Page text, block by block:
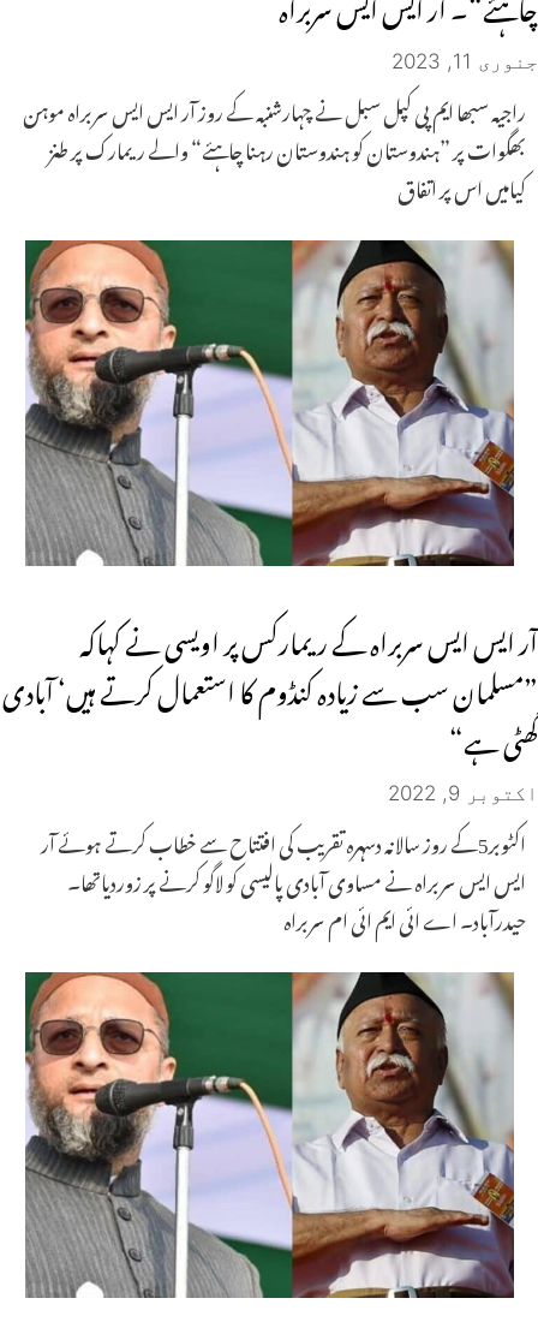
جنوری 11, 2023
راجیہ سبھا ایم پی کپل سبل نے چہارشنبہ کے روز آر ایس ایس سربراہ موہن
بھگوات پر ”ہندوستان کو ہندوستان رہنا چاہئے“ والے ریمارک پر طنز
کیامیں اس پر اتفاق
آر ایس ایس سربراہ کے ریمارکس پر اویسی نے کہاکہ
”مسلمان سب سے زیادہ کنڈوم کا استعمال کرتے ہیں‘ آبادی
گھٹی ہے“
اکتوبر 9, 2022
اکٹوبر5کے روز سالانہ دسہرہ تقریب کی افتتاح سے خطاب کرتے ہوئے آر
ایس ایس سربراہ نے مساوی آبادی پالیسی کو لاگو کرنے پر زوردیاتھا۔
حیدرآباد۔ اے ائی ایم ائی ام سربراہ